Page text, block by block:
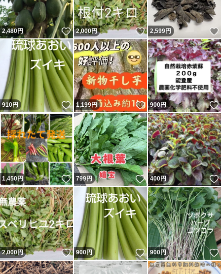
2,480円 いいね！
2,000円 いいね！
2,599円
910円 いいね！
1,199円 いいね！
900円
1,450円 いいね！
799円 いいね！
400円
2,000円 いいね！
900円 いいね！
900円